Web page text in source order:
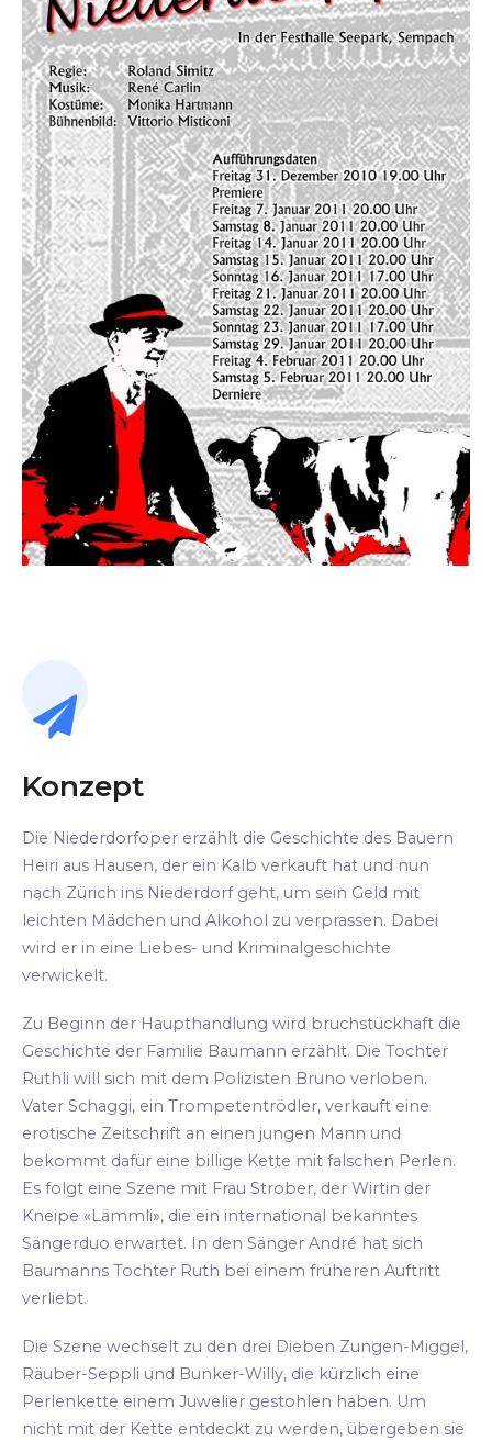
Konzept
Die Niederdorfoper erzählt die Geschichte des Bauern
Heiri aus Hausen, der ein Kalb verkauft hat und nun
nach Zürich ins Niederdorf geht, um sein Geld mit
leichten Mädchen und Alkohol zu verprassen. Dabei
wird er in eine Liebes- und Kriminalgeschichte
verwickelt.
Zu Beginn der Haupthandlung wird bruchstückhaft die
Geschichte der Familie Baumann erzählt. Die Tochter
Ruthli will sich mit dem Polizisten Bruno verloben.
Vater Schaggi, ein Trompetentrödler, verkauft eine
erotische Zeitschrift an einen jungen Mann und
bekommt dafür eine billige Kette mit falschen Perlen.
Es folgt eine Szene mit Frau Strober, der Wirtin der
Kneipe «Lämmli», die ein international bekanntes
Sängerduo erwartet. In den Sänger André hat sich
Baumanns Tochter Ruth bei einem früheren Auftritt
verliebt.
Die Szene wechselt zu den drei Dieben Zungen-Miggel,
Räuber-Seppli und Bunker-Willy, die kürzlich eine
Perlenkette einem Juwelier gestohlen haben. Um
nicht mit der Kette entdeckt zu werden, übergeben sie